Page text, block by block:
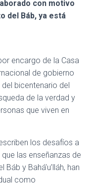
Ó
con motivo
del Báb, ya está
encargo de la Casa
de gobierno
bicentenario del
de la verdad y
que viven en
los desafíos a
las enseñanzas de
y Bahá’u’lláh, han
como